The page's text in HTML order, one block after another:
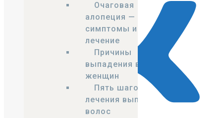
Очаговая
алопеция —
симптомы и
лечение
Причины
выпадения волос у
женщин
Пять шагов
лечения выпадения
волос